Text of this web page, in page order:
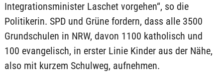
Integrationsminister Laschet vorgehen“, so die
Politikerin. SPD und Grüne fordern, dass alle 3500
Grundschulen in NRW, davon 1100 katholisch und
100 evangelisch, in erster Linie Kinder aus der Nähe,
also mit kurzem Schulweg, aufnehmen.